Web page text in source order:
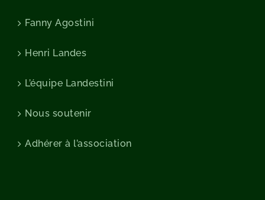
Fanny Agostini
Henri Landes
L’équipe Landestini
Nous soutenir
Adhérer à l’association